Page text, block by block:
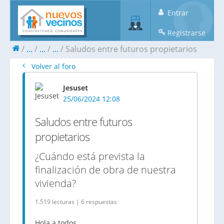
Entrar
Registrarse
... ... ... Saludos entre futuros propietarios
Volver al foro
Jesuset
25/06/2024 12:08
Saludos entre futuros
propietarios
¿Cuándo está prevista la
finalización de obra de nuestra
vivienda?
1.519 lecturas | 6 respuestas